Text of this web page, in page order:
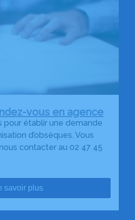
vous en agence
pour établir une demande
d’obsèques. Vous
contacter au 02 47 45
savoir plus